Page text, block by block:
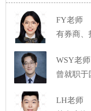
FY老师
WSY老师
LH老师